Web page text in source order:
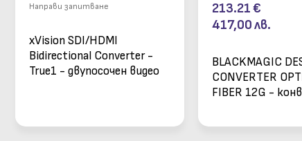
Направи запитване
xVision SDI/HDMI
Bidirectional Converter -
True1 - двупосочен видео
213.21€
417,00лв.
BLACKMAGIC
CONVERTER
FIBER 12G -